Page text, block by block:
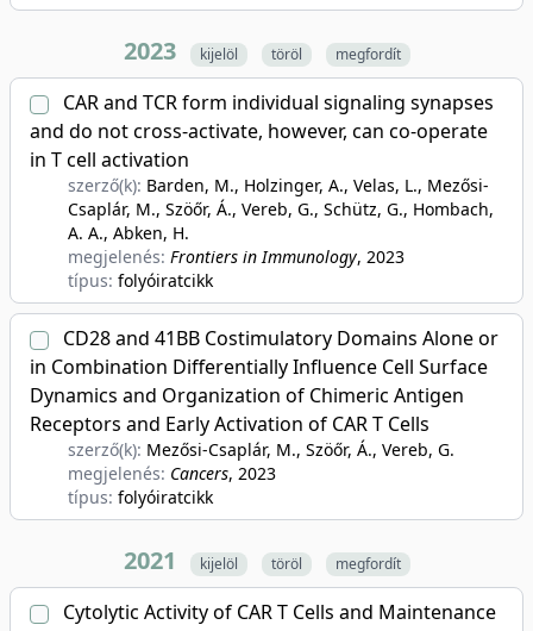
2023 kijelöl töröl megfordít
CAR and TCR form individual signaling synapses
and do not cross-activate, however, can co-operate
in T cell activation
szerző(k): Barden, M., Holzinger, A., Velas, L., Mezősi-
Csaplár, M., Szöőr, Á., Vereb, G., Schütz, G., Hombach,
A. A., Abken, H.
megjelenés: Frontiers in Immunology, 2023
típus: folyóiratcikk
CD28 and 41BB Costimulatory Domains Alone or
in Combination Differentially Influence Cell Surface
Dynamics and Organization of Chimeric Antigen
Receptors and Early Activation of CAR T Cells
szerző(k): Mezősi-Csaplár, M., Szöőr, Á., Vereb, G.
megjelenés: Cancers, 2023
típus: folyóiratcikk
2021 kijelöl töröl megfordít
Cytolytic Activity of CAR T Cells and Maintenance